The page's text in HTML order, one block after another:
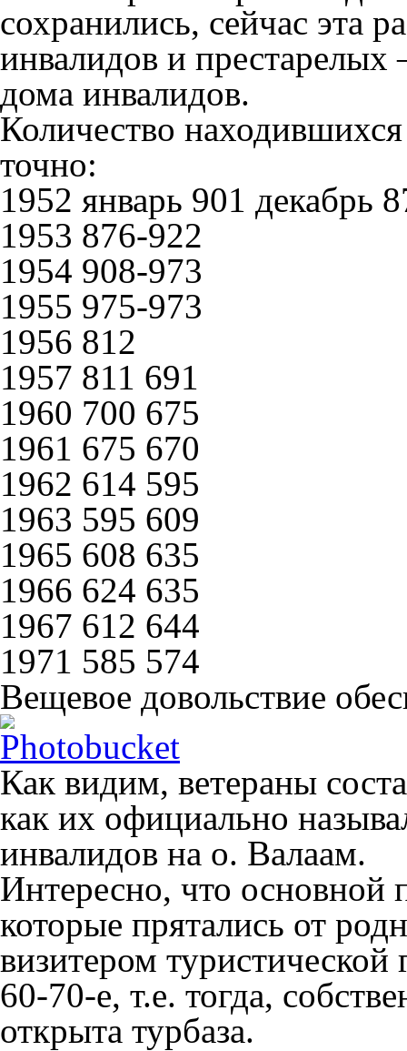
сохранились, сейчас эта
инвалидов и
дома инвалидов.
Количество
точно:
1952 январь 901 декабрь
1953 876-922
1954 908-973
1955 975-973
1956 812
1957 811 691
1960 700 675
1961 675 670
1962 614 595
1963 595 609
1965 608 635
1966 624 635
1967 612 644
1971 585 574
Вещевое довольствие
Как видим, ветераны
как их официально
инвалидов на о. Валаам.
Интересно, что основной
которые прятались от
визитером
60-70-е, т.е. тогда,
открыта турбаза.